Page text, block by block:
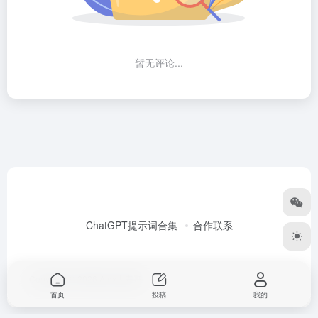
暂无评论...
ChatGPT提示词合集 合作联系
Copyright © 2026
首页 投稿 我的